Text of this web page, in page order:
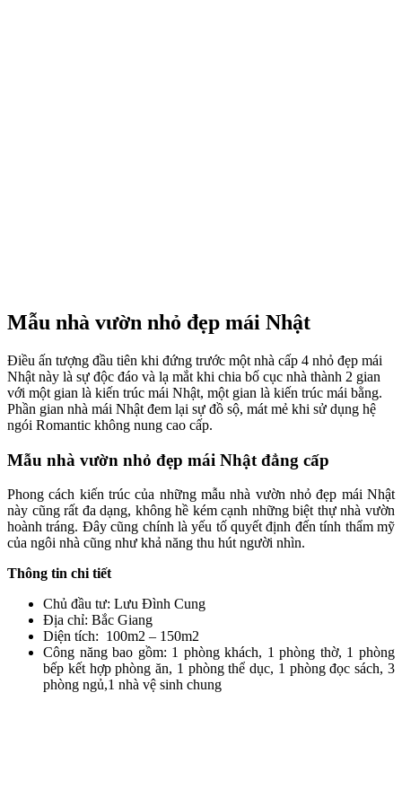
Mẫu nhà vườn nhỏ đẹp mái Nhật
Điều ấn tượng đầu tiên khi đứng trước một nhà cấp 4 nhỏ đẹp mái
Nhật này là sự độc đáo và lạ mắt khi chia bố cục nhà thành 2 gian
với một gian là kiến trúc mái Nhật, một gian là kiến trúc mái bằng.
Phần gian nhà mái Nhật đem lại sự đồ sộ, mát mẻ khi sử dụng hệ
ngói Romantic không nung cao cấp.
Mẫu nhà vườn nhỏ đẹp mái Nhật đẳng cấp
Phong cách kiến trúc của những mẫu nhà vườn nhỏ đẹp mái Nhật
này cũng rất đa dạng, không hề kém cạnh những biệt thự nhà vườn
hoành tráng. Đây cũng chính là yếu tố quyết định đến tính thẩm mỹ
của ngôi nhà cũng như khả năng thu hút người nhìn.
Thông tin chi tiết
Chủ đầu tư: Lưu Đình Cung
Địa chỉ: Bắc Giang
Diện tích: 100m2 – 150m2
Công năng bao gồm: 1 phòng khách, 1 phòng thờ, 1 phòng
bếp kết hợp phòng ăn, 1 phòng thể dục, 1 phòng đọc sách, 3
phòng ngủ,1 nhà vệ sinh chung